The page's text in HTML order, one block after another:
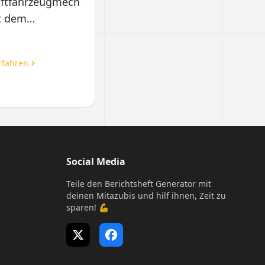
dem
Social Media
Teile den Berichtsheft Generator mit
deinen Mitazubis und hilf ihnen, Zeit zu
sparen! 💪
X (Twitter)Facebook